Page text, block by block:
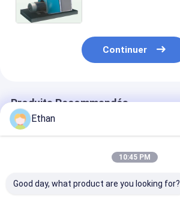
Continuer
Produits Recommandés
Ethan
10:45 PM
Good day, what product are you looking for?